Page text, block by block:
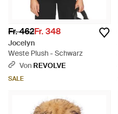
Fr. 462Fr. 348
Jocelyn
Weste Plush - Schwarz
Von REVOLVE
SALE